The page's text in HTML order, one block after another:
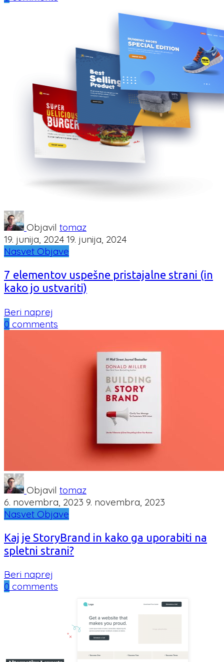
Objavil tomaz
19. junija, 2024 19. junija, 2024
Nasvet Objave
7 elementov uspešne pristajalne strani (in
kako jo ustvariti)
Beri naprej
0 comments
Objavil tomaz
6. novembra, 2023 9. novembra, 2023
Nasvet Objave
Kaj je StoryBrand in kako ga uporabiti na
spletni strani?
Beri naprej
0 comments